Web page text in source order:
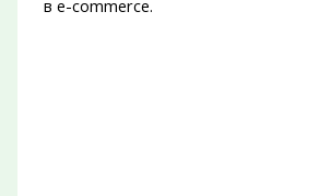
в e-commerce.